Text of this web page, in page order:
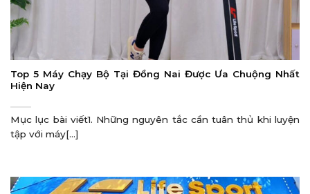
Top 5 Máy Chạy Bộ Tại Đồng Nai Được Ưa Chuộng Nhất
Hiện Nay
Mục lục bài viết1. Những nguyên tắc cần tuân thủ khi luyện
tập với máy[...]